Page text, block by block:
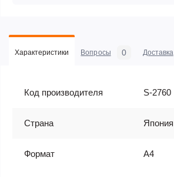
Характеристики Вопросы 0 Доставка
Код производителя S-2760
Страна Япония
Формат A4